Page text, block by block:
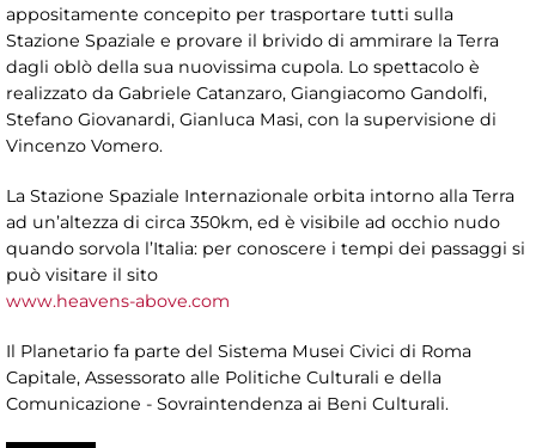
appositamente concepito per trasportare tutti sulla
Stazione Spaziale e provare il brivido di ammirare la Terra
dagli oblò della sua nuovissima cupola. Lo spettacolo è
realizzato da Gabriele Catanzaro, Giangiacomo Gandolfi,
Stefano Giovanardi, Gianluca Masi, con la supervisione di
Vincenzo Vomero.
La Stazione Spaziale Internazionale orbita intorno alla Terra
ad un’altezza di circa 350km, ed è visibile ad occhio nudo
quando sorvola l’Italia: per conoscere i tempi dei passaggi si
può visitare il sito
www.heavens-above.com
Il Planetario fa parte del Sistema Musei Civici di Roma
Capitale, Assessorato alle Politiche Culturali e della
Comunicazione - Sovraintendenza ai Beni Culturali.